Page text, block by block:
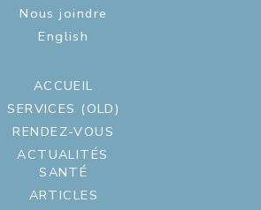
Nous joindre
English
ACCUEIL
SERVICES (OLD)
RENDEZ-VOUS
ACTUALITÉS
SANTÉ
ARTICLES